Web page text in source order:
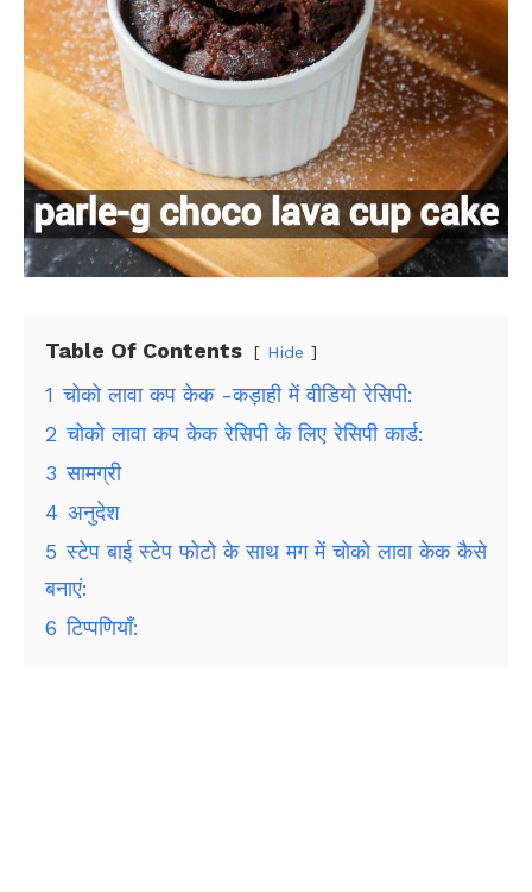
Table Of Contents Hide
1 चोको लावा कप केक -कड़ाही में वीडियो रेसिपी:
2 चोको लावा कप केक रेसिपी के लिए रेसिपी कार्ड:
3 सामग्री
4 अनुदेश
5 स्टेप बाई स्टेप फोटो के साथ मग में चोको लावा केक कैसे
बनाएं:
6 टिप्पणियाँ: